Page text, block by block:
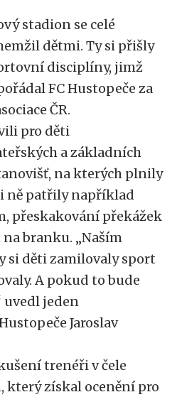
stadion se celé
dětmi. Ty si přišly
disciplíny, jimž
FC Hustopeče za
ČR.
pro děti
a základních
na kterých plnily
ně patřily například
přeskakování překážek
branku. „Naším
si děti zamilovaly sport
A pokud to bude
uvedl jeden
Jaroslav
trenéři v čele
který získal ocenění pro